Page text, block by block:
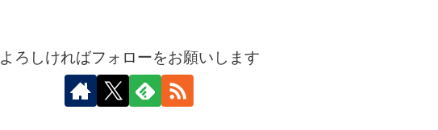
よろしければフォローをお願いします